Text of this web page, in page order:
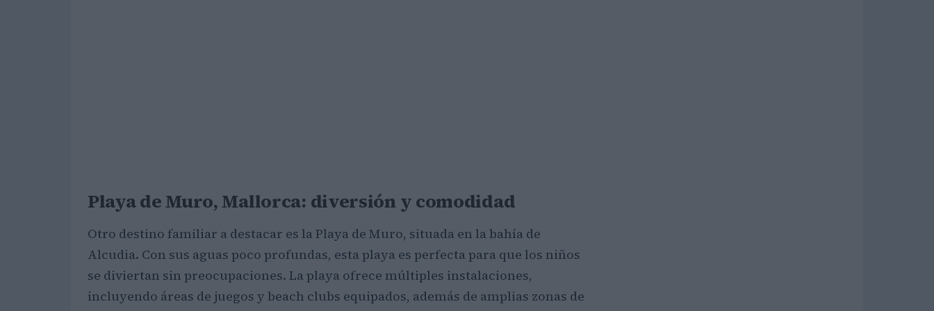
Playa de Muro, Mallorca: diversión y comodidad
Otro destino familiar a destacar es la Playa de Muro, situada en la bahía de
Alcudia. Con sus aguas poco profundas, esta playa es perfecta para que los niños
se diviertan sin preocupaciones. La playa ofrece múltiples instalaciones,
incluyendo áreas de juegos y beach clubs equipados, además de amplias zonas de